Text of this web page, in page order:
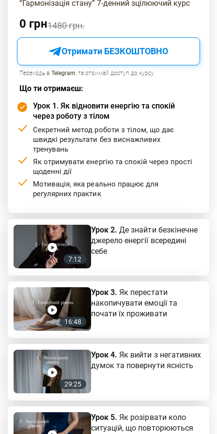
легкості та енергії в тілі після вправ. Якщо ви прагнете
цієї легкості, обирайте вправи, які приносять
задоволення. Це може бути йога сьогодні, а завтра -
танці чи прогулянка. Головне - робити те, що вам до
душі.
Підтримка фізичного рівня та усвідомлене ставлення
до свого тіла допомагають знайти шлях до
внутрішнього спокою і гармонії.
“Гармонізація стану” 7-денний зцілюючий курс
0 грн1480 грн.
Отримати БЕЗКОШТОВНО
Переходь в Telegram, та отримай доступ до курсу
Що ти отримаєш:
Урок 1. Як відновити енергію та спокій
через роботу з тілом
Секретний метод роботи з тілом, що дає
швидкі результати без виснажливих
тренувань
Як отримувати енергію та спокій через прості
щоденні дії
Мотивація, яка реально працює для
регулярних практик
7:12
Урок 2. Де знайти безкінечне
джерело енергії всередині
себе
16:48
Урок 3. Як перестати
накопичувати емоції та
почати їх проживати
29:25
Урок 4. Як вийти з негативних
думок та повернути ясність
Урок 5. Як розірвати коло
ситуацій, що повторюються